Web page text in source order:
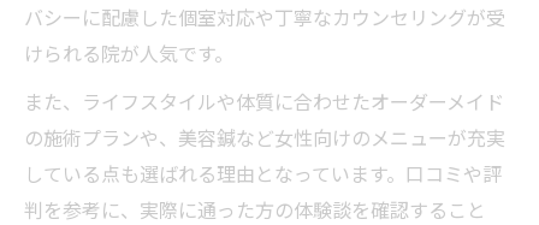
バシーに配慮した個室対応や丁寧なカウンセリングが受
けられる院が人気です。
また、ライフスタイルや体質に合わせたオーダーメイド
の施術プランや、美容鍼など女性向けのメニューが充実
している点も選ばれる理由となっています。口コミや評
判を参考に、実際に通った方の体験談を確認すること